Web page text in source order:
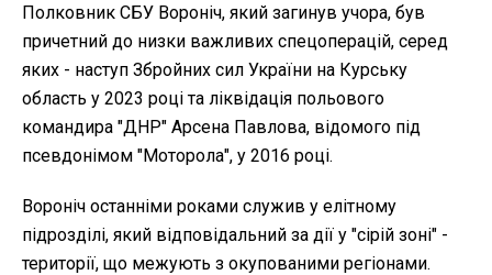
Полковник СБУ Вороніч, який загинув учора, був
причетний до низки важливих спецоперацій, серед
яких - наступ Збройних сил України на Курську
область у 2023 році та ліквідація польового
командира "ДНР" Арсена Павлова, відомого під
псевдонімом "Моторола", у 2016 році.
Вороніч останніми роками служив у елітному
підрозділі, який відповідальний за дії у "сірій зоні" -
території, що межують з окупованими регіонами.